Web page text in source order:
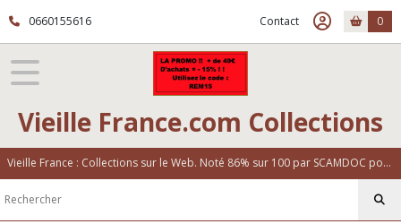
0660155616 Contact 0
Vieille France.com Collections
Vieille France : Collections sur le Web. Noté 86% sur 100 par SCAMDOC pour notre fiabilité